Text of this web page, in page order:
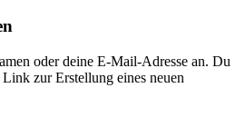
oder deine E-Mail-Adresse an. Du
zur Erstellung eines neuen